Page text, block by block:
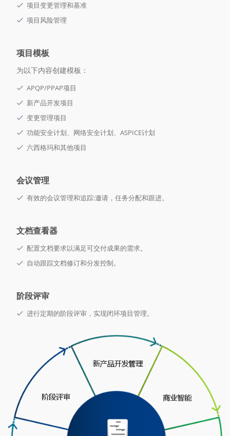
项目变更管理和基准
项目风险管理
项目模板
为以下内容创建模板：
APQP/PPAP项目
新产品开发项目
变更管理项目
功能安全计划、网络安全计划、ASPICE计划
六西格玛和其他项目
会议管理
有效的会议管理和追踪:邀请，任务分配和跟进。
文档查看器
配置文档要求以满足可交付成果的需求。
自动跟踪文档修订和分发控制。
阶段评审
进行定期的阶段评审，实现闭环项目管理。